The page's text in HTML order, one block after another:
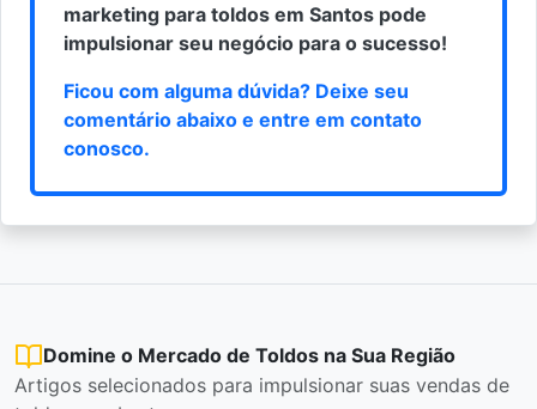
marketing para toldos em Santos pode
impulsionar seu negócio para o sucesso!
Ficou com alguma dúvida? Deixe seu
comentário abaixo e entre em contato
conosco.
Domine o Mercado de Toldos na Sua Região
Artigos selecionados para impulsionar suas vendas de